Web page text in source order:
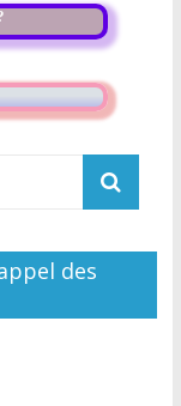
des